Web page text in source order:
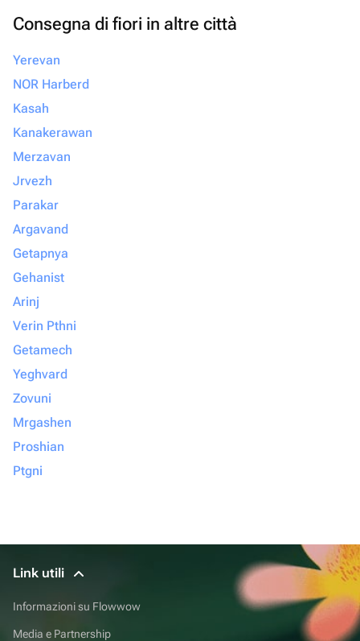
Consegna di fiori in altre città
Yerevan
NOR Harberd
Kasah
Kanakerawan
Merzavan
Jrvezh
Parakar
Argavand
Getapnya
Gehanist
Arinj
Verin Pthni
Getamech
Yeghvard
Zovuni
Mrgashen
Proshian
Ptgni
Link utili
Informazioni su Flowwow
Media e Partnership